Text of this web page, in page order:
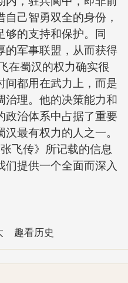
己智勇双全的身份，
够的支持和保护。同
的军事联盟，从而获得
在蜀汉的权力确实很
间都用在武力上，而是
治理。他的决策能力和
政治体系中占据了重要
最有权力的人之一。
飞传》所记载的信息
提供一个全面而深入
趣看历史